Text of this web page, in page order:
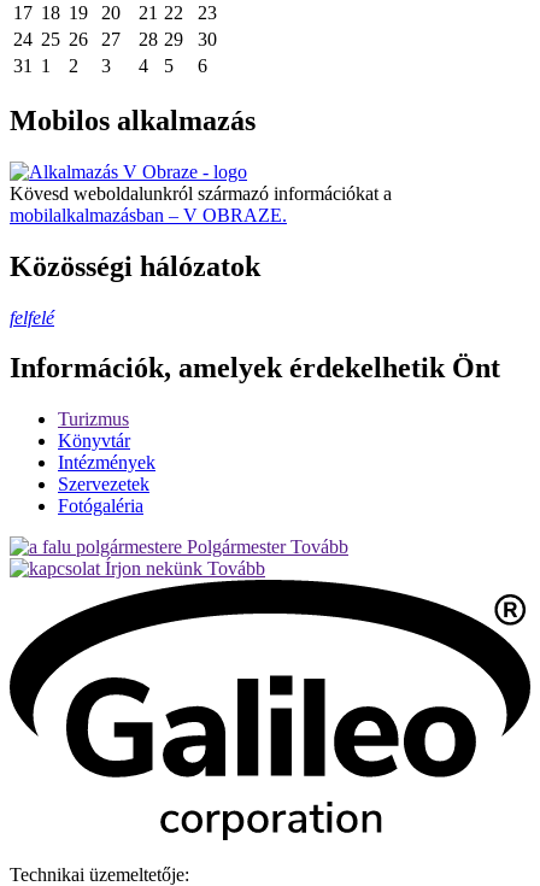
17 18 19 20 21 22
23
24 25 26 27 28 29
30
31
1 2 3 4 5 6
Mobilos alkalmazás
Kövesd weboldalunkról származó információkat a
mobilalkalmazásban – V OBRAZE.
Közösségi hálózatok
felfelé
Információk, amelyek érdekelhetik Önt
Turizmus
Könyvtár
Intézmények
Szervezetek
Fotógaléria
Polgármester Tovább
Írjon nekünk Tovább
Technikai üzemeltetője: